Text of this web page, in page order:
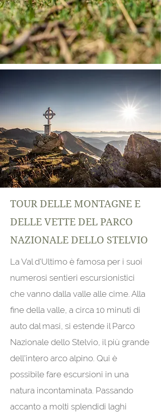
TOUR DELLE MONTAGNE E
DELLE VETTE DEL PARCO
NAZIONALE DELLO STELVIO
La Val d'Ultimo è famosa per i suoi
numerosi sentieri escursionistici
che vanno dalla valle alle cime. Alla
fine della valle, a circa 10 minuti di
auto dal masi, si estende il Parco
Nazionale dello Stelvio, il più grande
dell'intero arco alpino. Qui è
possibile fare escursioni in una
natura incontaminata. Passando
accanto a molti splendidi laghi